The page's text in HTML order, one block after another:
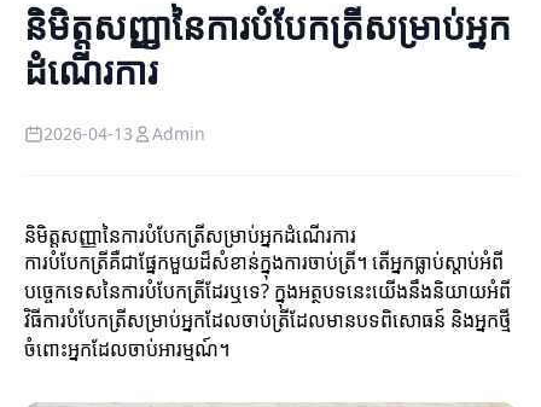
និមិត្តសញ្ញានៃការបំបែកត្រីសម្រាប់អ្នក
ដំណើរការ
2026-04-13 Admin
និមិត្តសញ្ញានៃការបំបែកត្រីសម្រាប់អ្នកដំណើរការ
ការបំបែកត្រីគឺជាផ្នែកមួយដ៏សំខាន់ក្នុងការចាប់ត្រី។ តើអ្នកធ្លាប់ស្ដាប់អំពី
បច្ចេកទេសនៃការបំបែកត្រីដែរឬទេ? ក្នុងអត្ថបទនេះយើងនឹងនិយាយអំពី
វិធីការបំបែកត្រីសម្រាប់អ្នកដែលចាប់ត្រីដែលមានបទពិសោធន៍ និងអ្នកថ្មី
ចំពោះអ្នកដែលចាប់អារម្មណ៍។